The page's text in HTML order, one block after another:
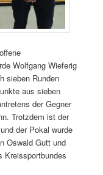
Wolfgang Wieferig
sieben Runden
aus sieben
der Gegner
Trotzdem ist der
der Pokal wurde
Oswald Gutt und
Kreissportbundes